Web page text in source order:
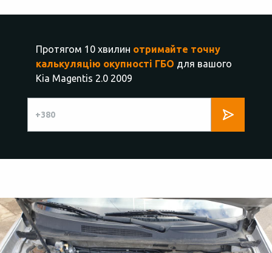
Протягом 10 хвилин отримайте точну
калькуляцію окупності ГБО для вашого
Kia Magentis 2.0 2009